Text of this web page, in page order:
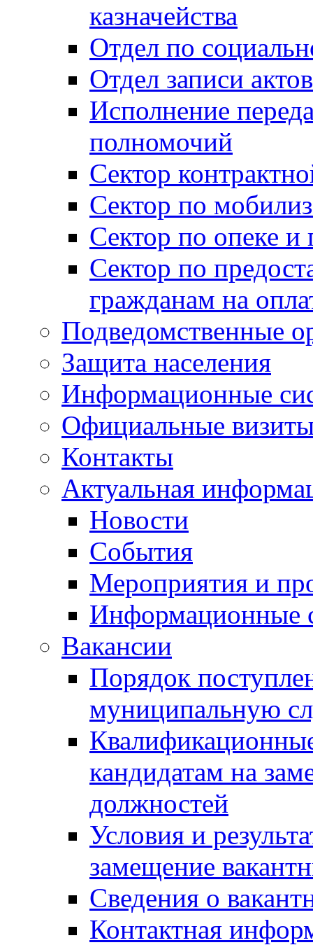
казначейства
Отдел по
Отдел записи
Исполнение
полномочий
Сектор
Сектор по
Сектор по опеке и
Сектор по
гражданам на
Подведомственные
Защита населения
Информационные
Официальные
Контакты
Актуальная
Новости
События
Мероприятия и
Информационные
Вакансии
Порядок
муниципальную
кандидатам на
должностей
Условия и
замещение
Сведения о
Контактная